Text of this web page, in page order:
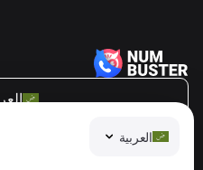
العربية
support@numbuster.com
تطبيق سهل الاستخدام يحميك من